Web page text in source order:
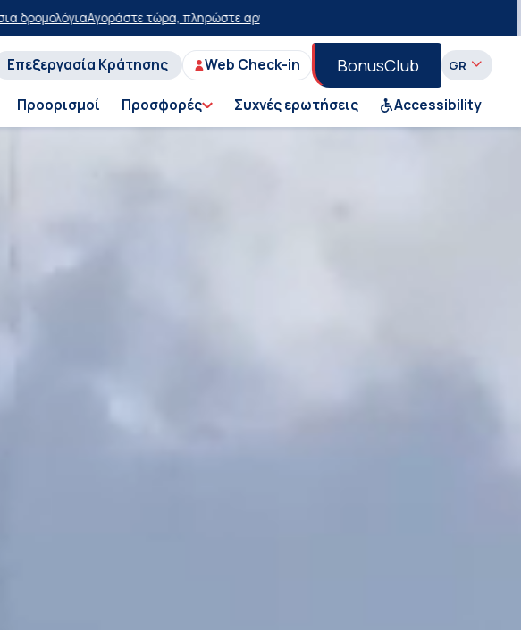
αργότερα με έκπτωση 15 ευρώ!50% έκπτωση στο εισιτήριο του Ι.Χ. στη Γραμμή
Επεξεργασία Κράτησης Web Check-in BonusClub
Προορισμοί Προσφορές Συχνές ερωτήσεις Accessibility